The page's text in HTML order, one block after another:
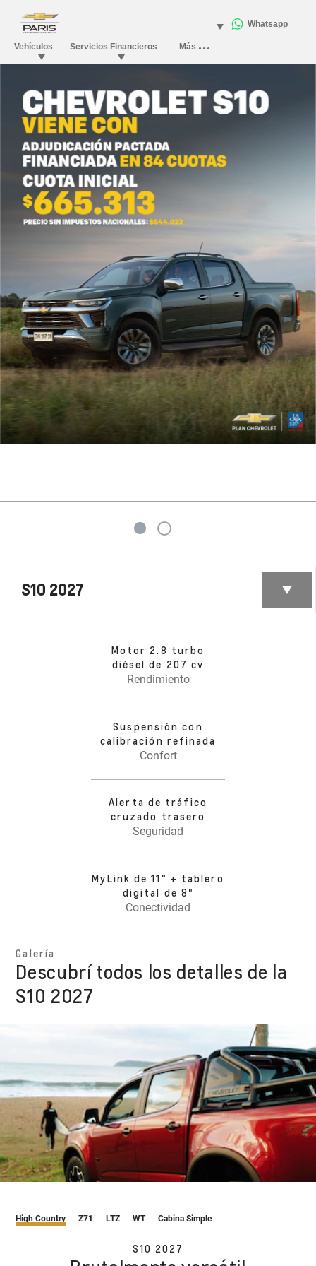
S10 2027
Motor 2.8 turbo
diésel de 207 cv
Rendimiento
Suspensión con
calibración refinada
Confort
Alerta de tráfico
cruzado trasero
Seguridad
MyLink de 11" + tablero
digital de 8"
Conectividad
Galería
Descubrí todos los detalles de la
S10 2027
High Country Z71 LTZ WT Cabina Simple
S10 2027